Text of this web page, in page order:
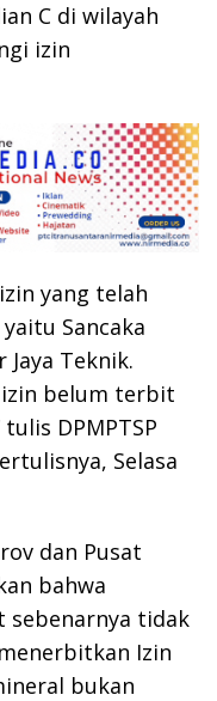
C di wilayah
izin
yang telah
Sancaka
Jaya Teknik.
izin belum terbit
DPMPTSP
Selasa
dan Pusat
bahwa
sebenarnya tidak
Izin
bukan